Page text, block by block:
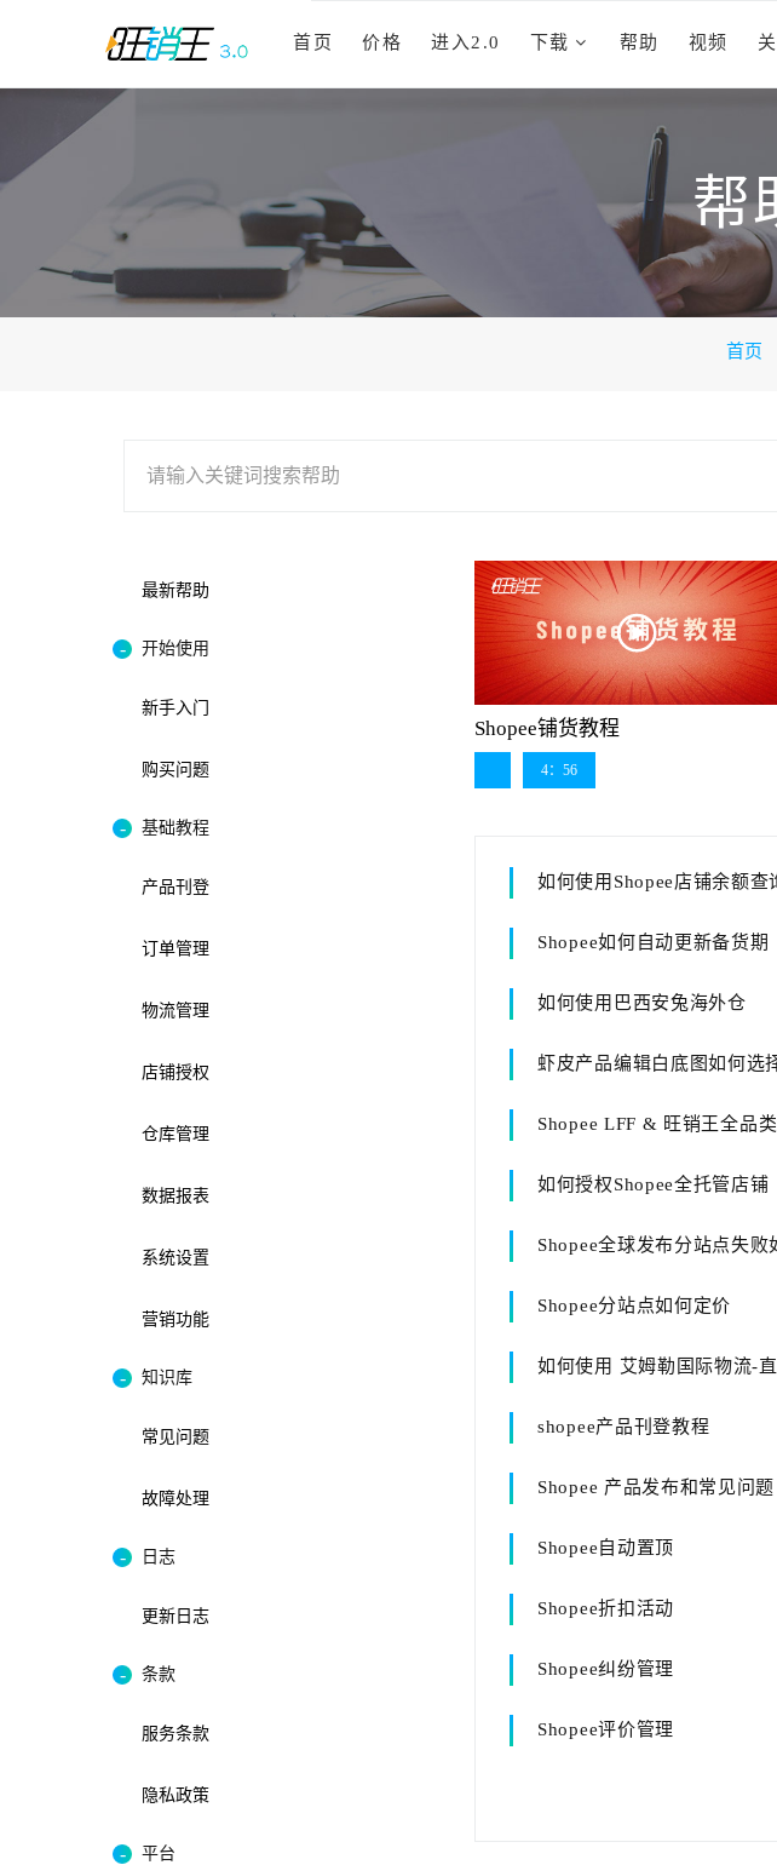
首页 价格 进入2.0 下载 帮助 视频
帮
首页
请输入关键词搜索帮助
最新帮助
开始使用
新手入门
购买问题
基础教程
产品刊登
订单管理
物流管理
店铺授权
仓库管理
数据报表
系统设置
营销功能
知识库
常见问题
故障处理
日志
更新日志
条款
服务条款
隐私政策
平台
Shopee铺货教程
4：56
如何使用Shopee店铺余额查
Shopee如何自动更新备货期
如何使用巴西安兔海外仓
虾皮产品编辑白底图如何选
Shopee LFF & 旺销王全品
如何授权Shopee全托管店铺
Shopee全球发布分站点失败
Shopee分站点如何定价
如何使用 艾姆勒国际物流-
shopee产品刊登教程
Shopee 产品发布和常见问题
Shopee自动置顶
Shopee折扣活动
Shopee纠纷管理
Shopee评价管理